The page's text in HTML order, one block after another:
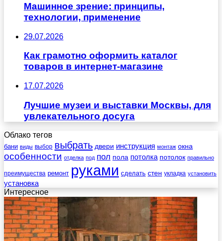
Машинное зрение: принципы,
технологии, применение
29.07.2026
Как грамотно оформить каталог
товаров в интернет-магазине
17.07.2026
Лучшие музеи и выставки Москвы, для
увлекательного досуга
Облако тегов
бани виды выбор выбрать двери инструкция монтаж окна
особенности отделка под пол пола потолка потолок правильно
преимущества ремонт руками сделать стен укладка установить
установка
Интересное